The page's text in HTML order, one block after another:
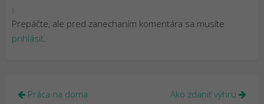
)
Prepáčte, ale pred zanechaním komentára sa musíte
prihlásiť.
Navigácia
Práca na doma Ako zdaniť výhru